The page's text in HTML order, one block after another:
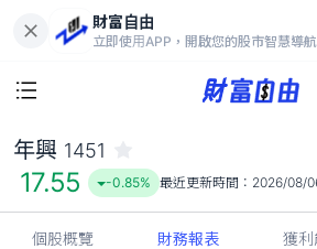
財富自由
立即使用APP，開啟您的股市智慧導航
17.55
-0.85%
年興 1451
17.55 -0.85% 最近更新時間： 2026/08/
個股概覽 財務報表 獲利